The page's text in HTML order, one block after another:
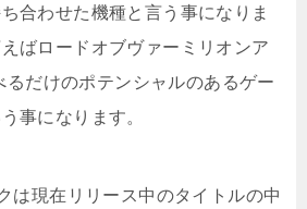
合わせた機種と言う事になりま
ばロードオブヴァーミリオンア
るだけのポテンシャルのあるゲー
事になります。
は現在リリース中のタイトルの中